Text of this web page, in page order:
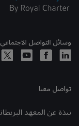
وسائل التواصل الاجتماعي
تواصل معنا
نبذة عن المعهد